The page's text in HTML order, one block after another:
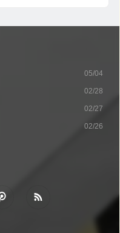
05/04
02/28
02/27
02/26